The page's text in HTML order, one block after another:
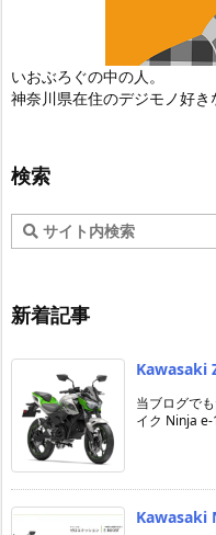
いおぶろぐの中の人。
神奈川県在住のデジモノ好き
検索
新着記事
Kawasaki
当ブログで
イク Ninja e-
Kawasaki